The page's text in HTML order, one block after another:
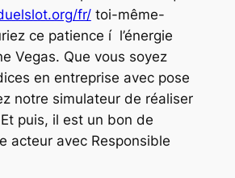
fr/toi-même-
ce patience í l’énergie
Vegas. Que vous soyez
en entreprise avec pose
notre simulateur de réaliser
puis, il est un bon de
acteur avec Responsible